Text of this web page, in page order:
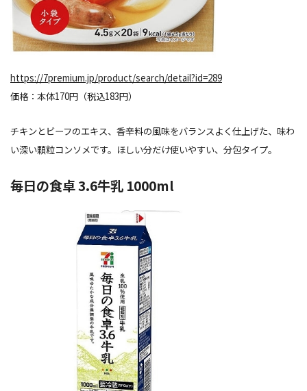
https://7premium.jp/product/search/detail?id=289
価格：本体170円（税込183円）
チキンとビーフのエキス、香辛料の風味をバランスよく仕上げた、味わ
い深い顆粒コンソメです。ほしい分だけ使いやすい、分包タイプ。
毎日の食卓 3.6牛乳 1000ml